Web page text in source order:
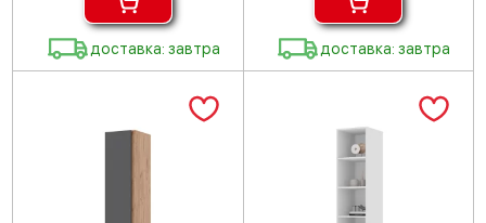
доставка: завтра доставка: завтра